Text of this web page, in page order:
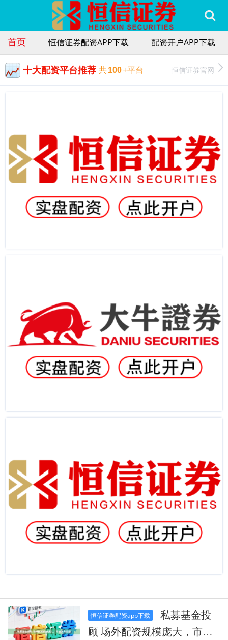
首页 恒信证券配资APP下载 配资开户APP下载
十大配资平台推荐 共100+平台 恒信证券官网
恒信证券配资app下载
私募基金投
顾 场外配资规模庞大，市场